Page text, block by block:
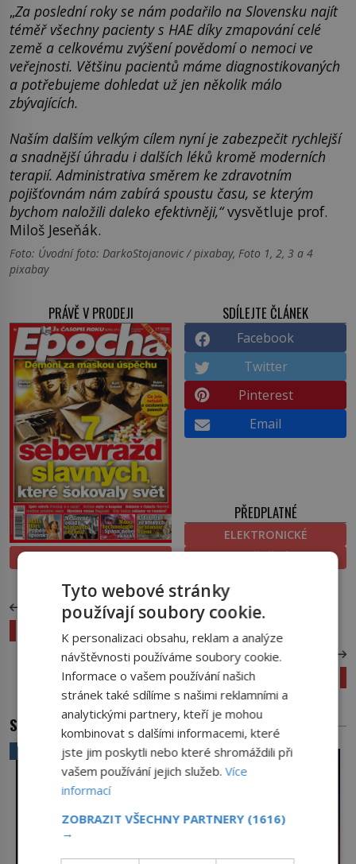
„Za poslední roky se nám podařilo na Slovensku najít
téměř všechny pacienty s HAE díky zmapování celé
země a celkovému zvýšení povědomí o nemoci ve
veřejnosti. Většinu pacientů máme diagnostikovaných
a potřebujeme dohledat už jen několik málo
zbývajících.
Naším dalším velkým cílem nyní je zabezpečit rychlejší
a snadnější úhradu i dalších léků kromě moderních
terapií. Administrativa směrem ke zdravotním
pojišťovnám nám zabírá spoustu času, se kterým
bychom naložili daleko efektivněji,“vysvětluje prof.
Miloš Jeseňák.
Foto: Úvodní foto: DarkoStojanovic / pixabay, Foto 1, 2, 3 a 4
pixabay
PRÁVĚ V PRODEJI SDÍLEJTE ČLÁNEK
Facebook
Twitter
Pinterest
Email
PŘEDPLATNÉ
ELEKTRONICKÉ
PŘEDCHOZÍ ČLÁNEK
Marie Terezie snídala se zebrami
DALŠÍ ČLÁNEK
Historie očkování: Jak jsme porazili neštovice
SOUVISEJÍCÍ ČLÁNKY
VĚDA A TECHNIKA
Tyto webové stránky
používají soubory cookie.
K personalizaci obsahu, reklam a analýze
návštěvnosti používáme soubory cookie.
Informace o vašem používání našich
stránek také sdílíme s našimi reklamními a
analytickými partnery, kteří je mohou
kombinovat s dalšími informacemi, které
jste jim poskytli nebo které shromáždili při
vašem používání jejich služeb.Více
informací
ZOBRAZIT VŠECHNY PARTNERY (1616)
→